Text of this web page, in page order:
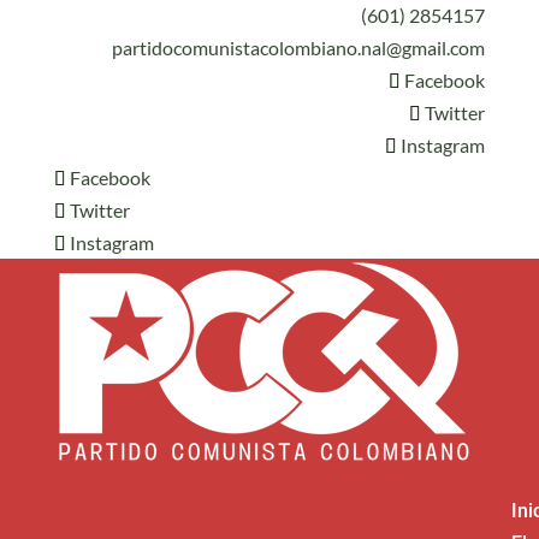
(601) 2854157
partidocomunistacolombiano.nal@gmail.com
Facebook
Twitter
Instagram
Facebook
Twitter
Instagram